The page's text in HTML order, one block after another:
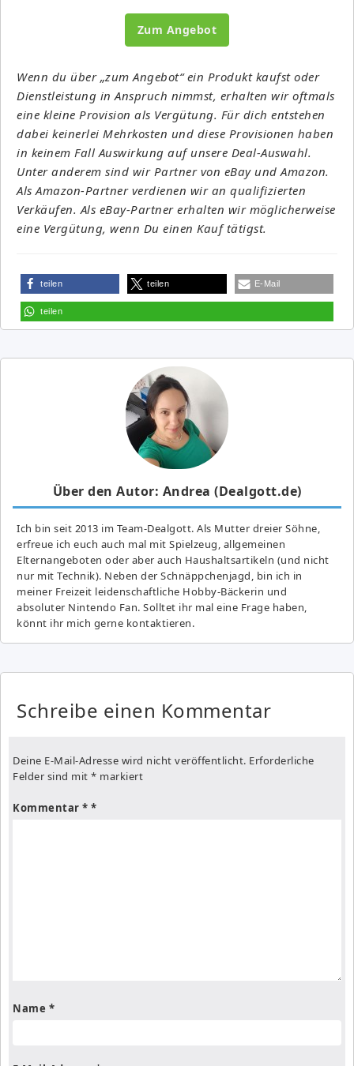
Zum Angebot
Wenn du über „zum Angebot“ ein Produkt kaufst oder
Dienstleistung in Anspruch nimmst, erhalten wir oftmals
eine kleine Provision als Vergütung. Für dich entstehen
dabei keinerlei Mehrkosten und diese Provisionen haben
in keinem Fall Auswirkung auf unsere Deal-Auswahl.
Unter anderem sind wir Partner von eBay und Amazon.
Als Amazon-Partner verdienen wir an qualifizierten
Verkäufen. Als eBay-Partner erhalten wir möglicherweise
eine Vergütung, wenn Du einen Kauf tätigst.
teilen teilen E-Mail
teilen
Über den Autor: Andrea (Dealgott.de)
Ich bin seit 2013 im Team-Dealgott. Als Mutter dreier Söhne,
erfreue ich euch auch mal mit Spielzeug, allgemeinen
Elternangeboten oder aber auch Haushaltsartikeln (und nicht
nur mit Technik). Neben der Schnäppchenjagd, bin ich in
meiner Freizeit leidenschaftliche Hobby-Bäckerin und
absoluter Nintendo Fan. Solltet ihr mal eine Frage haben,
könnt ihr mich gerne kontaktieren.
Schreibe einen Kommentar
Deine E-Mail-Adresse wird nicht veröffentlicht. Erforderliche
Felder sind mit * markiert
Kommentar *
Name *